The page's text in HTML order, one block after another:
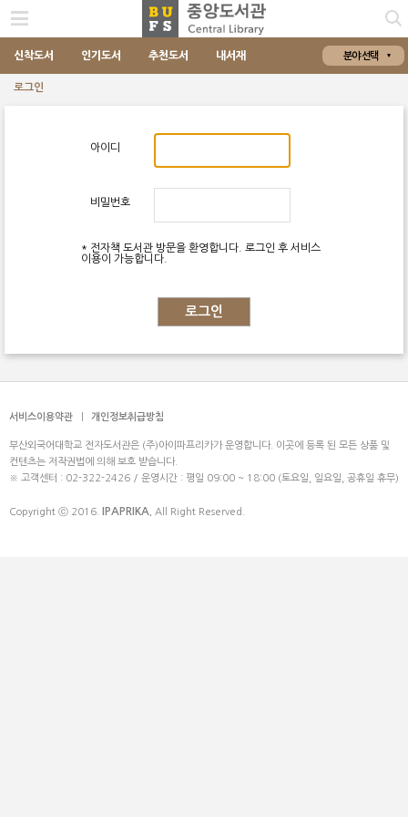
신착도서 인기도서 추천도서 내서재 분야 선택
로그인
아이디
비밀번호
* 전자책 도서관 방문을 환영합니다. 로그인 후 서비스
이용이 가능합니다.
로그인
서비스이용약관 개인정보취급방침
부산외국어대학교 전자도서관은 (주)아이파프리카가 운영합니다. 이곳에 등록 된 모든 상품 및
컨텐츠는 저작권법에 의해 보호 받습니다.
※ 고객센터 : 02-322-2426 / 운영시간 : 평일 09:00 ~ 18:00 (토요일, 일요일, 공휴일 휴무)
Copyright ⓒ 2016. IPAPRIKA. All Right Reserved.